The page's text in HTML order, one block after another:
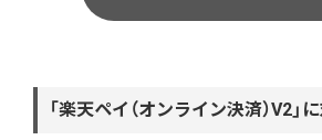
「楽天ペイ（オンライン決済）V2」